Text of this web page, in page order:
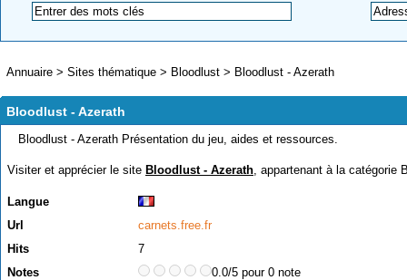
Annuaire > Sites thématique > Bloodlust > Bloodlust - Azerath
Bloodlust - Azerath
Bloodlust - Azerath Présentation du jeu, aides et ressources.
Visiter et apprécier le site Bloodlust - Azerath, appartenant à la catégorie
Langue
Url
carnets.free.fr
Hits
7
Notes
0.0/5 pour 0 note